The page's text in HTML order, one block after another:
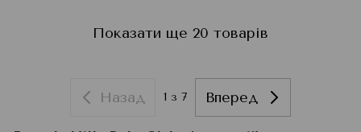
Показати ще 20 товарів
Назад 1 з 7 Вперед